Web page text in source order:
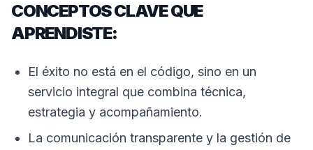
CONCEPTOS CLAVE QUE
APRENDISTE:
El éxito no está en el código, sino en un
servicio integral que combina técnica,
estrategia y acompañamiento.
La comunicación transparente y la gestión de